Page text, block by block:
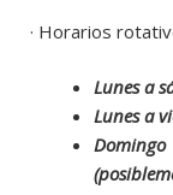
· Horarios
Lunes a
Lunes a